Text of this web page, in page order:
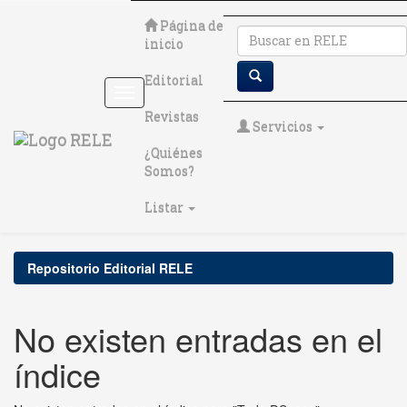
Página de
inicio
Editorial
Revistas
¿Quiénes
Somos?
Listar
Servicios
Repositorio Editorial RELE
No existen entradas en el
índice